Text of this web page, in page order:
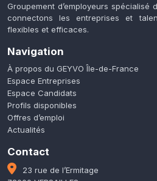
Groupement d’employeurs spécialisé
connectons les entreprises et
flexibles et efficaces.
Navigation
À propos du GEYVO Île-de-France
Espace Entreprises
Espace Candidats
Profils disponibles
Offres d’emploi
Actualités
Contact
23 rue de l’Ermitage